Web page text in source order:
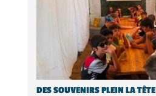
DES SOUVENIRS PLEIN LA TÊTE